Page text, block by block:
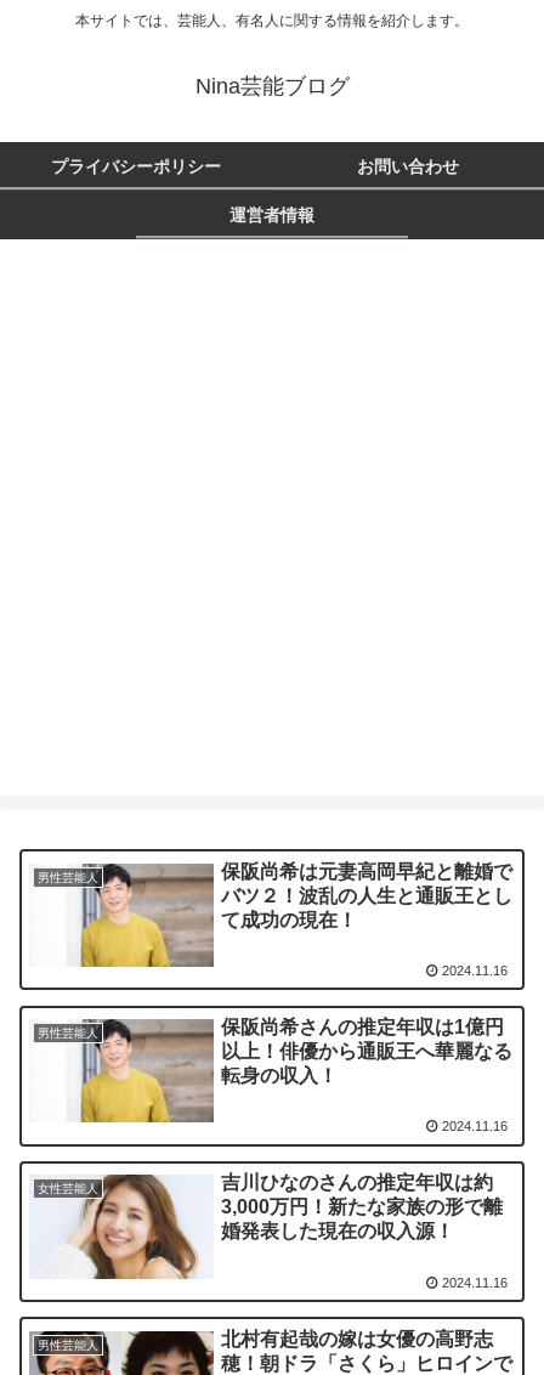
本サイトでは、芸能人、有名人に関する情報を紹介します。
Nina芸能ブログ
プライバシーポリシー お問い合わせ
運営者情報
男性芸能人
保阪尚希は元妻高岡早紀と離婚で
バツ２！波乱の人生と通販王とし
て成功の現在！
2024.11.16
男性芸能人
保阪尚希さんの推定年収は1億円
以上！俳優から通販王へ華麗なる
転身の収入！
2024.11.16
女性芸能人
吉川ひなのさんの推定年収は約
3,000万円！新たな家族の形で離
婚発表した現在の収入源！
2024.11.16
男性芸能人
北村有起哉の嫁は女優の高野志
穂！朝ドラ「さくら」ヒロインで